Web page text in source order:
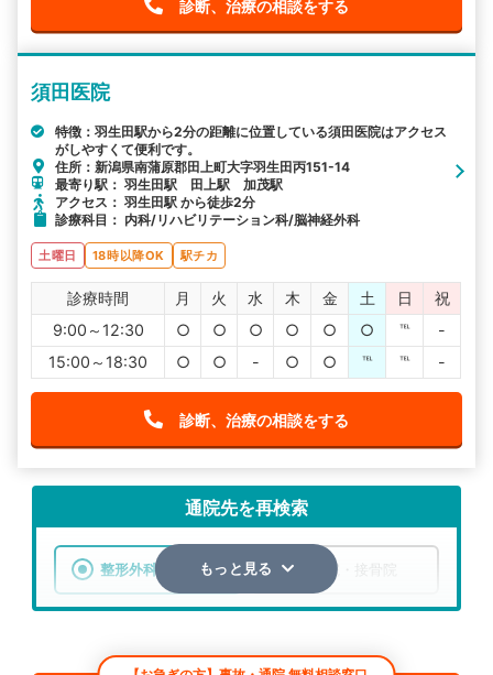
診断、治療の相談をする
須田医院
特徴：羽生田駅から2分の距離に位置している須田医院はアクセス
がしやすくて便利です。
住所：新潟県南蒲原郡田上町大字羽生田丙151-14
最寄り駅： 羽生田駅 田上駅 加茂駅
アクセス： 羽生田駅 から徒歩2分
診療科目： 内科/リハビリテーション科/脳神経外科
土曜日 18時以降OK 駅チカ
診療時間 月 火 水 木 金 土 日
祝
9:00～12:30
○ ○ ○ ○ ○ ○ ℡
-
15:00～18:30
○ ○ - ○ ○ ℡ ℡ -
診断、治療の相談をする
通院先を再検索
整形外科 整骨院・接骨院
もっと見る